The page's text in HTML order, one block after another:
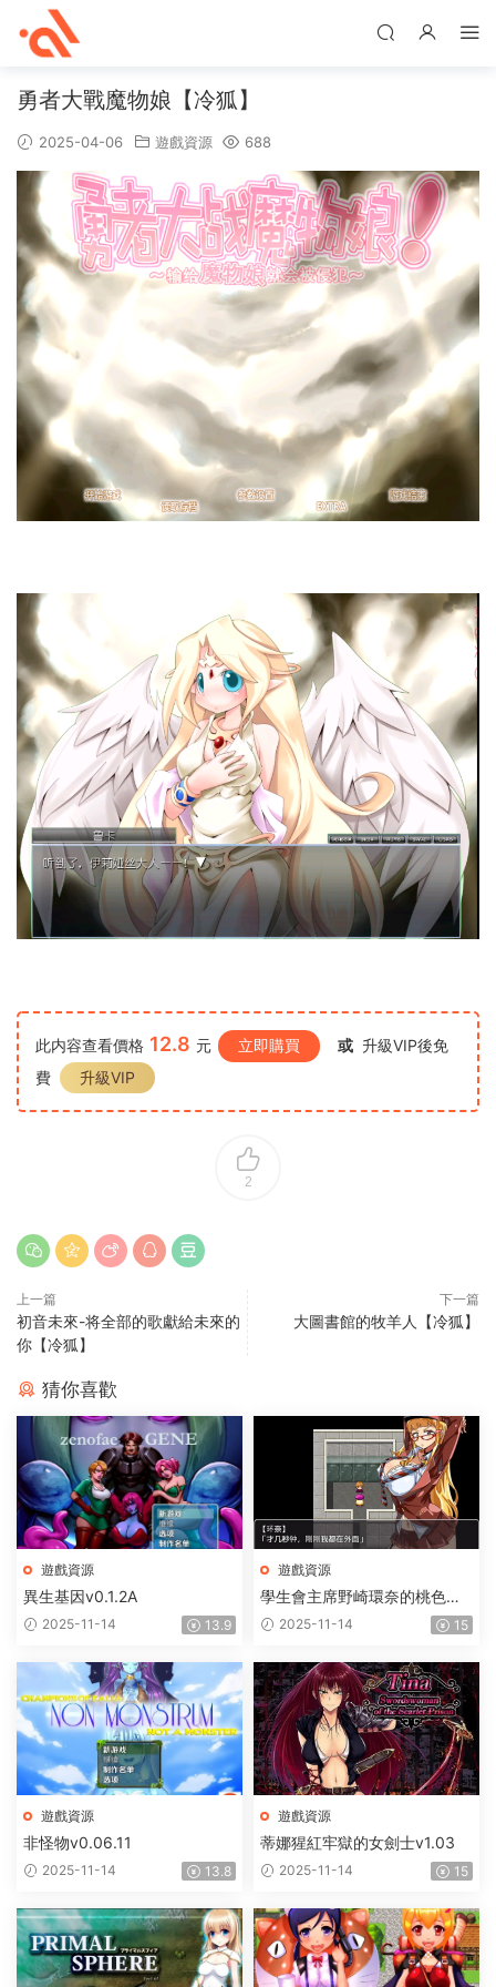
勇者大戰魔物娘【冷狐】
2025-04-06 遊戲資源 688
此内容查看價格 12.8 元 立即購買 或 升級VIP後免
費
升級VIP
2
上一篇
初音未來-将全部的歌獻給未來的
你【冷狐】
下一篇
大圖書館的牧羊人【冷狐】
猜你喜歡
遊戲資源
異生基因v0.1.2A
2025-11-14 13.9
遊戲資源
學生會主席野崎環奈的桃色煩
惱 2025-11-14 15
遊戲資源
非怪物v0.06.11
2025-11-14 13.8
遊戲資源
蒂娜猩紅牢獄的女劍士v1.03
2025-11-14 15